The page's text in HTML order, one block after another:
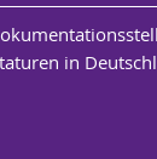
in